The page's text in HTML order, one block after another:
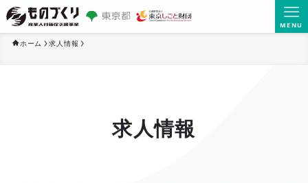
MENU
ホーム 求人情報
求人情報